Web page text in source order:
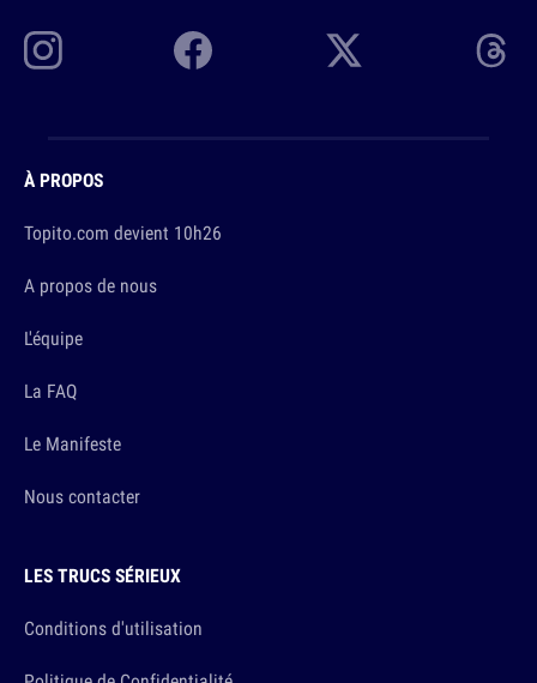
À PROPOS
Topito.com devient 10h26
A propos de nous
L'équipe
La FAQ
Le Manifeste
Nous contacter
LES TRUCS SÉRIEUX
Conditions d'utilisation